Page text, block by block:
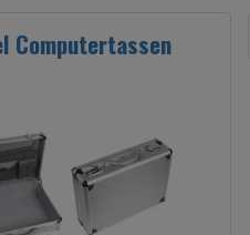
Computertassen